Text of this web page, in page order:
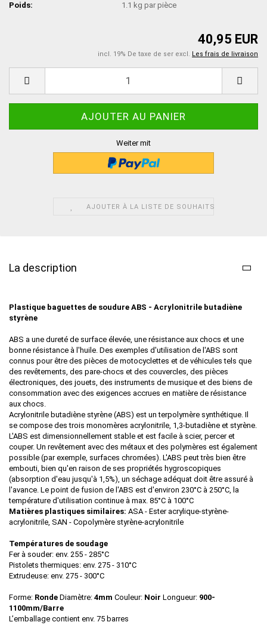
Poids:
1.1 kg par pièce
40,95 EUR
incl. 19% De taxe de ser excl. Les frais de livraison
Weiter mit
AJOUTER À LA LISTE DE SOUHAITS
La description
Plastique baguettes de soudure ABS - Acrylonitrile butadiène
styrène
ABS a une dureté de surface élevée, une résistance aux chocs et une
bonne résistance à l'huile. Des exemples d'utilisation de l'ABS sont
connus pour être des pièces de motocyclettes et de véhicules tels que
des revêtements, des pare-chocs et des couvercles, des pièces
électroniques, des jouets, des instruments de musique et des biens de
consommation avec des exigences accrues en matière de résistance
aux chocs.
Acrylonitrile butadiène styrène (ABS) est un terpolymère synthétique. Il
se compose des trois monomères acrylonitrile, 1,3-butadiène et styrène.
L'ABS est dimensionnellement stable et est facile à scier, percer et
couper. Un revêtement avec des métaux et des polymères est également
possible (par exemple, surfaces chromées). L'ABS peut très bien être
embouti, bien qu'en raison de ses propriétés hygroscopiques
(absorption d'eau jusqu'à 1,5%), un séchage adéquat doit être assuré à
l'avance. Le point de fusion de l'ABS est d'environ 230°C à 250°C, la
température d'utilisation continue à max. 85°C à 100°C
Matières plastiques similaires: ASA - Ester acrylique-styrène-
acrylonitrile, SAN - Copolymère styrène-acrylonitrile
Températures de soudage
Fer à souder: env. 255 - 285°C
Pistolets thermiques: env. 275 - 310°C
Extrudeuse: env. 275 - 300°C
Forme: Ronde Diamètre: 4mm Couleur: Noir Longueur: 900-
1100mm/Barre
L’emballage contient env. 75 barres